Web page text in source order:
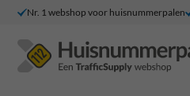
Nr. 1 webshop voor huisnummerpalen